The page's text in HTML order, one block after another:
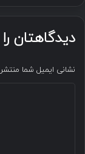
دیدگاهتان
نشانی ایمیل شما